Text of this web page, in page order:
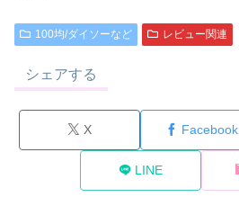
100均/ダイソーなど レビュー関連
シェアする
X Facebook
LINE